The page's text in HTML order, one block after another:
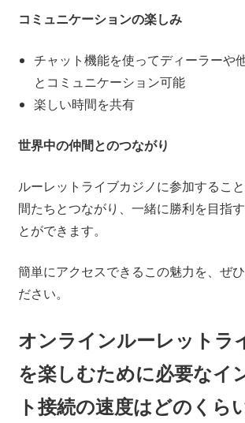
コミュニケーションの楽しみ
チャット機能を使ってディーラーや
とコミュニケーション可能
楽しい時間を共有
世界中の仲間とのつながり
ルーレットライブカジノに参加するこ
間たちとつながり、一緒に勝利を目指
とができます。
簡単にアクセスできるこの魅力を、ぜ
ださい。
オンラインルーレットラ
を楽しむために必要なイ
ト接続の速度はどのくら